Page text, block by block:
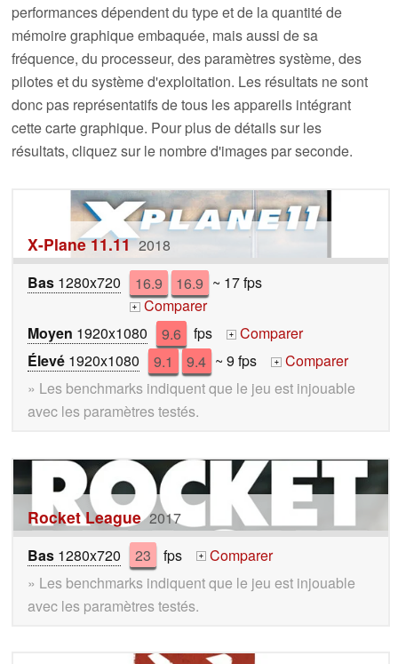
performances dépendent du type et de la quantité de
mémoire graphique embaquée, mais aussi de sa
fréquence, du processeur, des paramètres système, des
pilotes et du système d'exploitation. Les résultats ne sont
donc pas représentatifs de tous les appareils intégrant
cette carte graphique. Pour plus de détails sur les
résultats, cliquez sur le nombre d'images par seconde.
X-Plane 11.11 2018
Bas 1280x720 16.9 16.9 ~ 17 fps
+ Comparer
Moyen 1920x1080 9.6 fps +
Comparer
Élevé 1920x1080 9.1 9.4 ~ 9 fps + Comparer
» Les benchmarks indiquent que le jeu est injouable
avec les paramètres testés.
Rocket League 2017
Bas 1280x720 23 fps +
Comparer
» Les benchmarks indiquent que le jeu est injouable
avec les paramètres testés.